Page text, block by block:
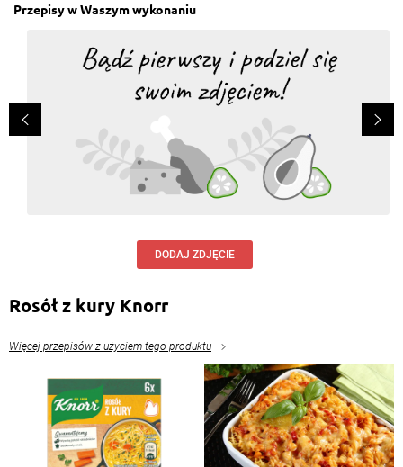
Przepisy w Waszym wykonaniu
DODAJ ZDJĘCIE
Rosół z kury Knorr
Więcej przepisów z użyciem tego produktu